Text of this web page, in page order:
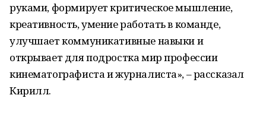
руками, формирует критическое мышление,
креативность, умение работать в команде,
улучшает коммуникативные навыки и
открывает для подростка мир профессии
кинематографиста и журналиста», – рассказал
Кирилл.